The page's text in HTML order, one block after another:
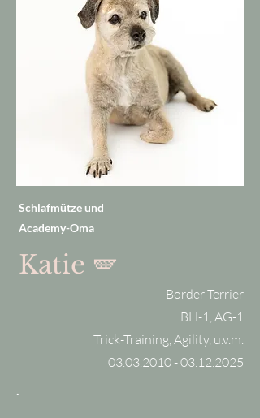
Schlafmütze und
Academy-Oma
Katie 🪽
Border Terrier
BH-1, AG-1
Trick-Training, Agility, u.v.m.
03.03.2010 - 03.12.2025